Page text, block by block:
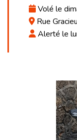
Volé le
Rue
Alerté le